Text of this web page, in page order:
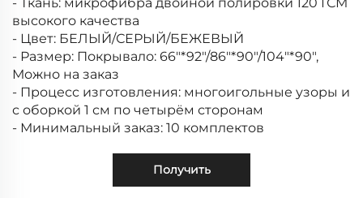
высокого качества
- Цвет: БЕЛЫЙ/СЕРЫЙ/БЕЖЕВЫЙ
- Размер: Покрывало: 66"*92"/86"*90"/104"*90",
Можно на заказ
- Процесс изготовления: многоигольные узоры и
с оборкой 1 см по четырём сторонам
- Минимальный заказ: 10 комплектов
Получить